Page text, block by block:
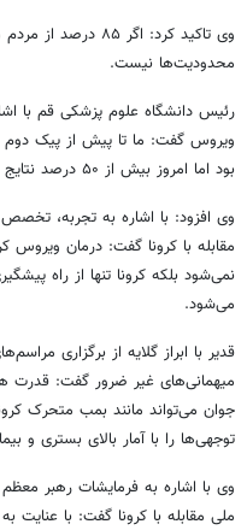
وی تاکید کرد: اگر
محدودیت‌ها نیست.
رئیس دانشگاه علوم پزشکی قم با
بود اما امروز بیش از ۵۰ درصد نتایج مثبت شده است.
وی افزود: با اشاره به تجربه،
مقابله با کرونا گفت: درمان ویروس
نمی‌شود بلکه کرونا تنها از راه
می‌شود.
قدیر با ابراز گلایه از برگزاری
میهمانی‌های غیر ضرور گفت: قدرت
جوان می‌تواند مانند بمب متحرک
توجهی‌ها را با آمار بالای بستری و
وی با اشاره به فرمایشات رهبر
ملی مقابله با کرونا گفت: با عنایت